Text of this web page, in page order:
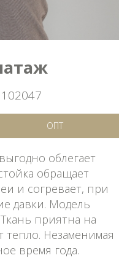
102047
ОПТ
облегает
обращает
и согревает, при
давки. Модель
приятна на
Незаменимая
время года.